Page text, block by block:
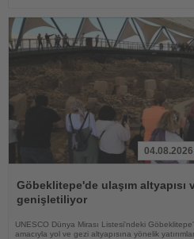
Oku
04.08.2026
Göbeklitepe'de ulaşım altyapısı
genişletiliyor
UNESCO Dünya Mirası Listesi'ndeki
amacıyla yol ve gezi altyapısına yönelik